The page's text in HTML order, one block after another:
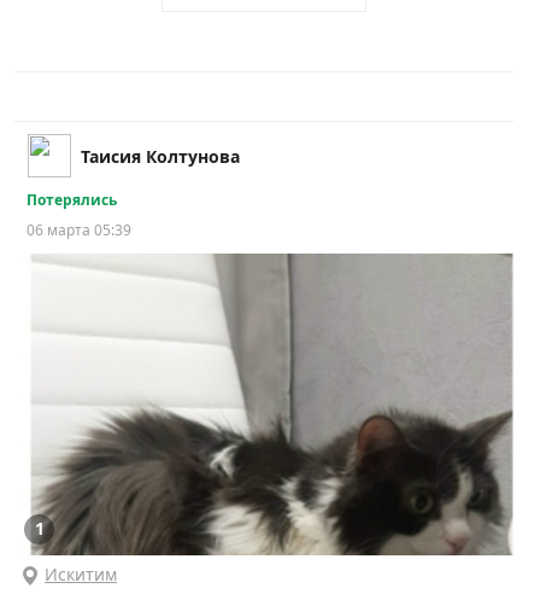
Таисия Колтунова
Потерялись
06 марта 05:39
1
Искитим